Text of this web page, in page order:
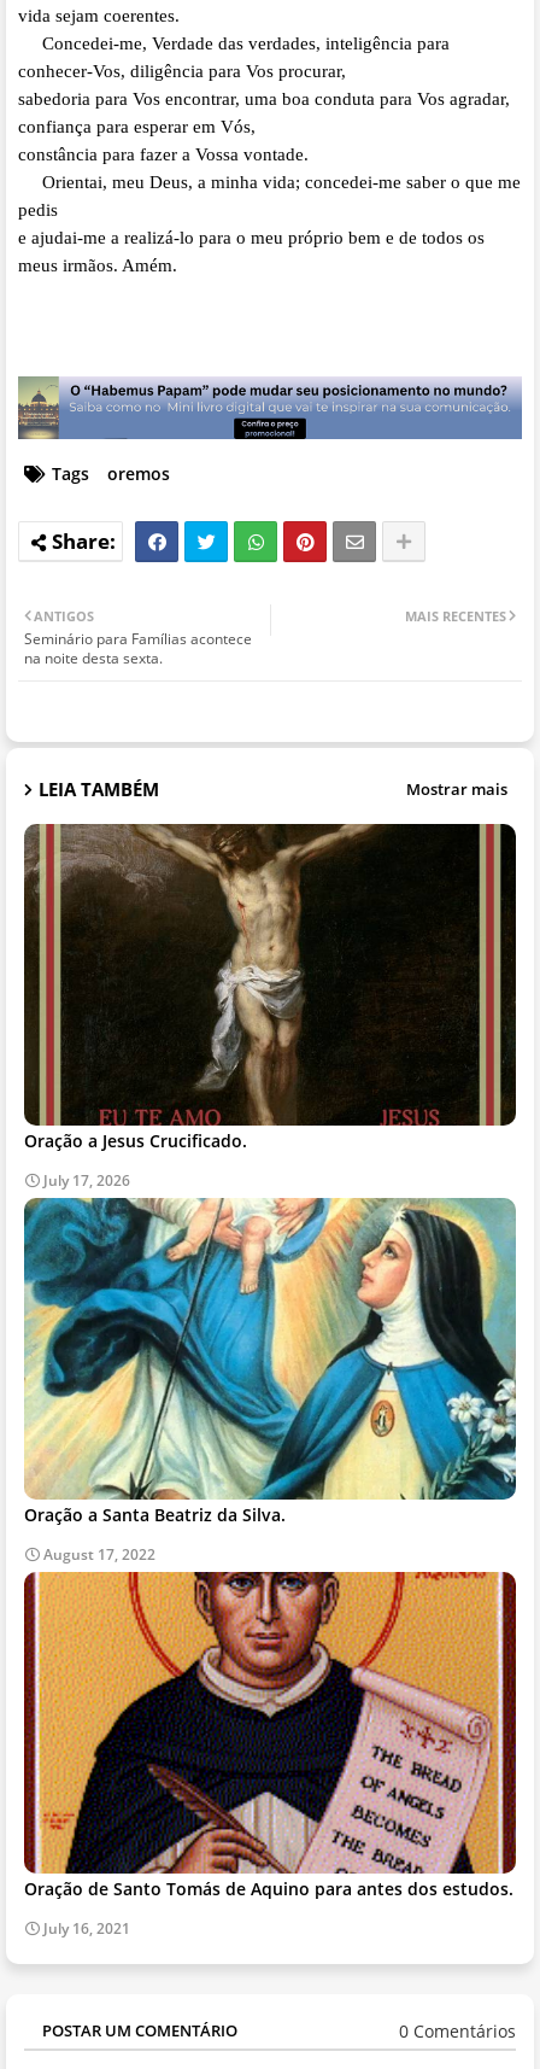
vida sejam coerentes.
Concedei-me, Verdade das verdades, inteligência para
conhecer-Vos, diligência para Vos procurar,
sabedoria para Vos encontrar, uma boa conduta para Vos agradar,
confiança para esperar em Vós,
constância para fazer a Vossa vontade.
Orientai, meu Deus, a minha vida; concedei-me saber o que me
pedis
e ajudai-me a realizá-lo para o meu próprio bem e de todos os
meus irmãos. Amém.
Tags oremos
MAIS RECENTES
ANTIGOS
Seminário para Famílias acontece
na noite desta sexta.
LEIA TAMBÉM Mostrar mais
Oração a Jesus Crucificado.
July 17, 2026
Oração a Santa Beatriz da Silva.
August 17, 2022
Oração de Santo Tomás de Aquino para antes dos estudos.
July 16, 2021
POSTAR UM COMENTÁRIO 0 Comentários